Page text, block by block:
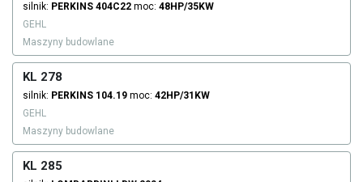
silnik: PERKINS 404C22 moc: 48HP/35KW
GEHL
Maszyny budowlane
KL 278
silnik: PERKINS 104.19 moc: 42HP/31KW
GEHL
Maszyny budowlane
KL 285